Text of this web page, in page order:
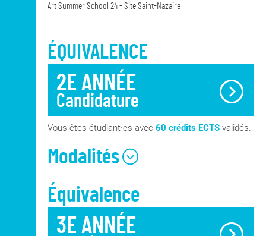
Art Summer School 24 - Site Saint-Nazaire
ÉQUIVALENCE
2E ANNÉE
Candidature
Vous êtes étudiant·es avec 60 crédits ECTS validés.
Modalités
Au moment de l'inscription, vous devez
disposer de plusieurs documents obligatoires :
votre dossier artistique présentant votre
Équivalence
3E ANNÉE